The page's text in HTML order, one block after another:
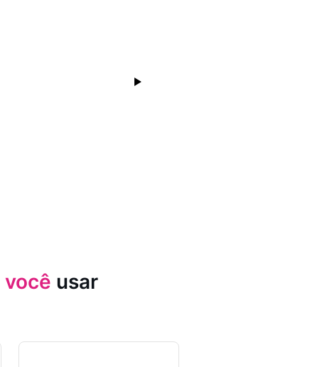
você usar